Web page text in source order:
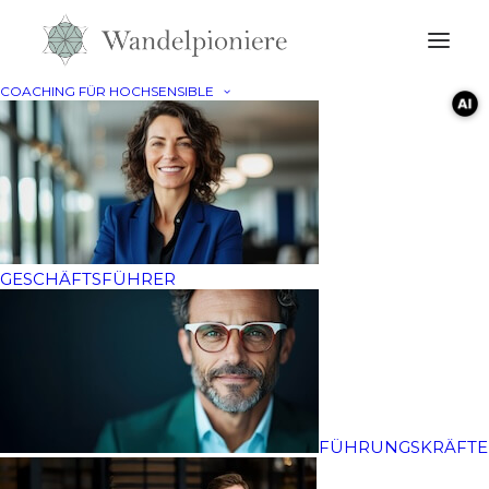
COACHING FÜR HOCHSENSIBLE
GESCHÄFTSFÜHRER
FÜHRUNGSKRÄFTE
Allgemeine
Geschäftsbedingungen
Allgemeine Geschäftsbedingungen von
Christian Schneider – Wandelpioniere –
Wiesenweg 2, 21266 Jesteburg
für alle Veranstaltungen,
die von Christian Schneider angeboten werden
1. Geltungsbereich